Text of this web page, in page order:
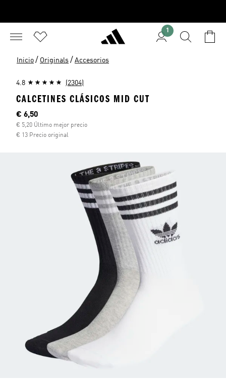
1
Inicio / Originals / Accesorios
4.8 (2304)
CALCETINES CLÁSICOS MID CUT
Precio actual
€ 6,50
€ 5,20 Último mejor precio
€ 13 Precio original